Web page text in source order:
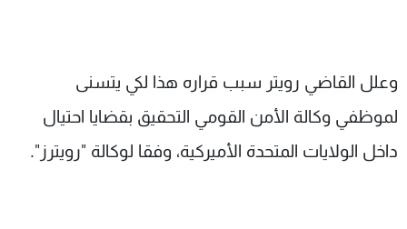
وعلل القاضي رويتر سبب قراره هذا لكي يتسنى
لموظفي وكالة الأمن القومي التحقيق بقضايا احتيال
داخل الولايات المتحدة الأميركية، وفقا لوكالة "رويترز".